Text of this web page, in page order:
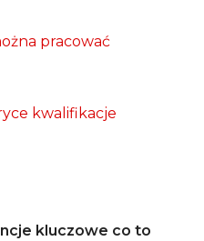
pracować
kwalifikacje
kluczowe co to